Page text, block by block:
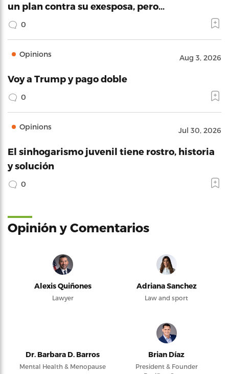
un plan contra su exesposa, pero…
0
Opinions Aug 3, 2026
Voy a Trump y pago doble
0
Opinions Jul 30, 2026
El sinhogarismo juvenil tiene rostro, historia
y solución
0
Opinión y Comentarios
Alexis Quiñones
Lawyer
Adriana Sanchez
Law and sport
Dr. Barbara D. Barros
Mental Health & Menopause
Brian Díaz
President & Founder